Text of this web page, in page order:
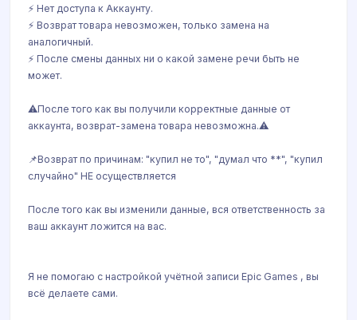
⚡ Нет доступа к Аккаунту.
⚡ Возврат товара невозможен, только замена на
аналогичный.
⚡ После смены данных ни о какой замене речи быть не
может.
⚠️После того как вы получили корректные данные от
аккаунта, возврат-замена товара невозможна.⚠️
📌Возврат по причинам: "купил не то", "думал что **", "купил
случайно" НЕ осуществляется
После того как вы изменили данные, вся ответственность за
ваш аккаунт ложится на вас.
Я не помогаю с настройкой учётной записи Epic Games , вы
всё делаете сами.